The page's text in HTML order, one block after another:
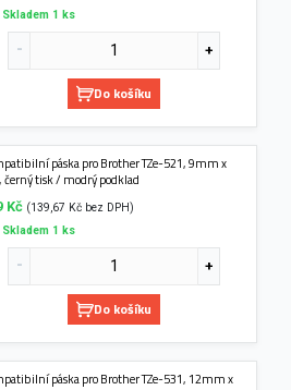
Skladem 1 ks
Do košíku
páska pro Brother TZe-521, 9mm x
černý tisk / modrý podklad
Kč (139,67 Kč bez DPH)
Skladem 1 ks
Do košíku
páska pro Brother TZe-531, 12mm x